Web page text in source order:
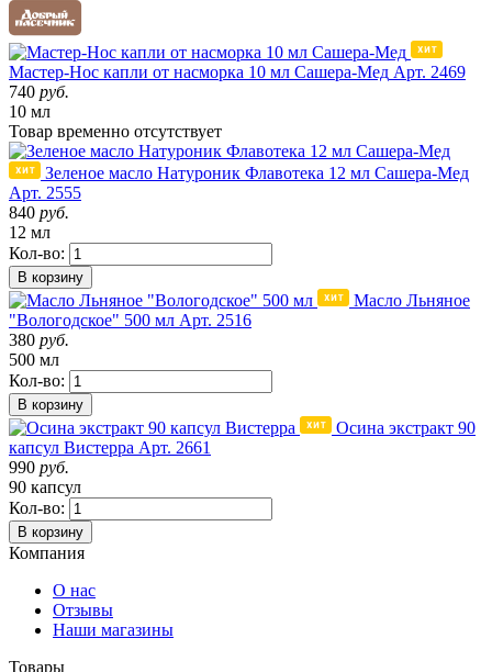
Мастер-Нос капли от насморка 10 мл Сашера-Мед Арт. 2469
740 руб.
10 мл
Товар временно отсутствует
Зеленое масло Натуроник Флавотека 12 мл Сашера-Мед
Арт. 2555
840 руб.
12 мл
Кол-во:
В корзину
Масло Льняное
"Вологодское" 500 мл Арт. 2516
380 руб.
500 мл
Кол-во:
В корзину
Осина экстракт 90
капсул Вистерра Арт. 2661
990 руб.
90 капсул
Кол-во:
В корзину
Компания
О нас
Отзывы
Наши магазины
Товары